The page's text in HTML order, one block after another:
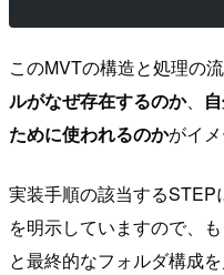
このMVTの構造と処理の
ルがなぜ存在するのか、
ために使われるのかがイ
実装手順の該当する
を明示していますので、
と最終的なフォルダ構成